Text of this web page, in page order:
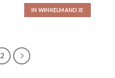
IN WINKELMANDJE
2